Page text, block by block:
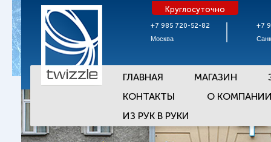
+7 985 720-52-82
Москва
Круглосуточно
+7
ГЛАВНАЯ МАГАЗИН
КОНТАКТЫ
О
ИЗ РУК В РУКИ